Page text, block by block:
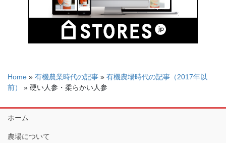
Home » 有機農業時代の記事 » 有機農場時代の記事（2017年以
前）
» 硬い人参・柔らかい人参
ホーム
農場について